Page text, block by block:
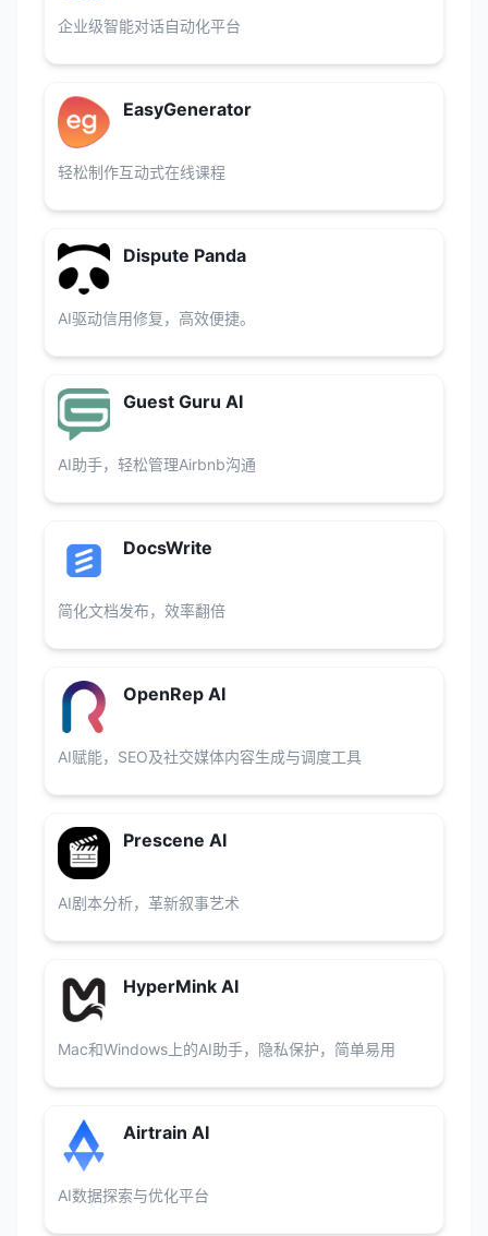
企业级智能对话自动化平台
EasyGenerator
轻松制作互动式在线课程
Dispute Panda
AI驱动信用修复，高效便捷。
Guest Guru AI
AI助手，轻松管理Airbnb沟通
DocsWrite
简化文档发布，效率翻倍
OpenRep AI
AI赋能，SEO及社交媒体内容生成与调度工具
Prescene AI
AI剧本分析，革新叙事艺术
HyperMink AI
Mac和Windows上的AI助手，隐私保护，简单易用
Airtrain AI
AI数据探索与优化平台